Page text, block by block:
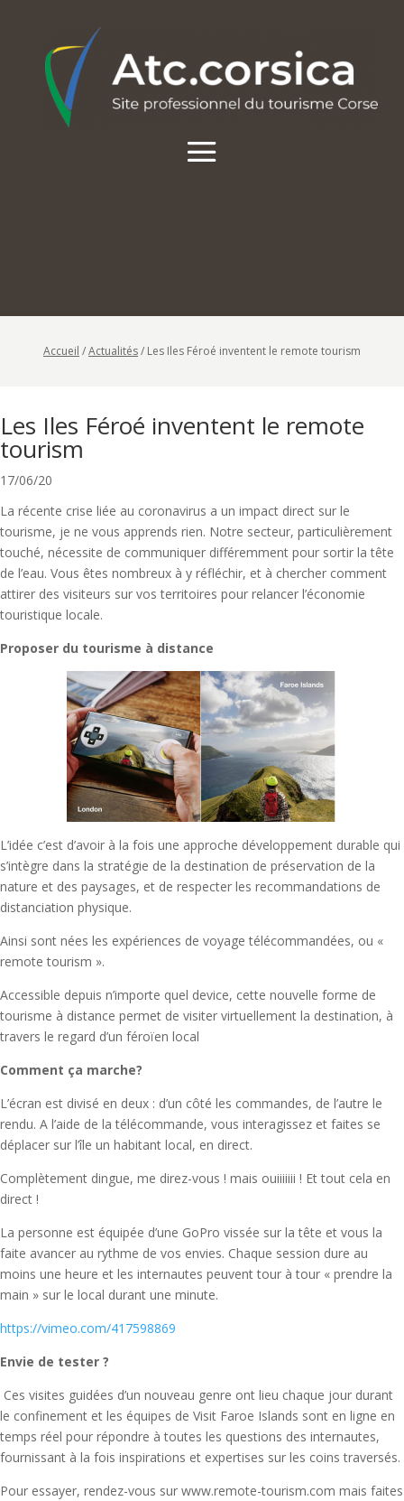
Accueil /Actualités/ Les Iles Féroé inventent le remote tourism
Les Iles Féroé inventent le remote
tourism
17/06/20
La récente crise liée au coronavirus a un impact direct sur le
tourisme, je ne vous apprends rien. Notre secteur, particulièrement
touché, nécessite de communiquer différemment pour sortir la tête
de l’eau. Vous êtes nombreux à y réfléchir, et à chercher comment
attirer des visiteurs sur vos territoires pour relancer l’économie
touristique locale.
Proposer du tourisme à distance
L’idée c’est d’avoir à la fois une approche développement durable qui
s’intègre dans la stratégie de la destination de préservation de la
nature et des paysages, et de respecter les recommandations de
distanciation physique.
Ainsi sont nées les expériences de voyage télécommandées, ou «
remote tourism ».
Accessible depuis n’importe quel device, cette nouvelle forme de
tourisme à distance permet de visiter virtuellement la destination, à
travers le regard d’un féroïen local
Comment ça marche?
L’écran est divisé en deux : d’un côté les commandes, de l’autre le
rendu. A l’aide de la télécommande, vous interagissez et faites se
déplacer sur l’île un habitant local, en direct.
Complètement dingue, me direz-vous ! mais ouiiiiiii ! Et tout cela en
direct !
La personne est équipée d’une GoPro vissée sur la tête et vous la
faite avancer au rythme de vos envies. Chaque session dure au
moins une heure et les internautes peuvent tour à tour « prendre la
main » sur le local durant une minute.
https://vimeo.com/417598869
Envie de tester ?
Ces visites guidées d’un nouveau genre ont lieu chaque jour durant
le confinement et les équipes de Visit Faroe Islands sont en ligne en
temps réel pour répondre à toutes les questions des internautes,
fournissant à la fois inspirations et expertises sur les coins traversés.
Pour essayer, rendez-vous sur www.remote-tourism.com mais faites